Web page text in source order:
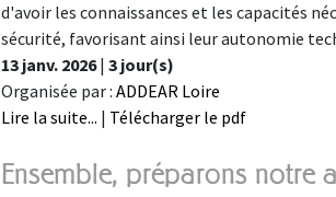
d'avoir les connaissances et les capacités
sécurité, favorisant ainsi leur autonomie
13 janv. 2026| 3 jour(s)
Organisée par : ADDEAR Loire
Lire la suite... | Télécharger le pdf
Ensemble, préparons notre